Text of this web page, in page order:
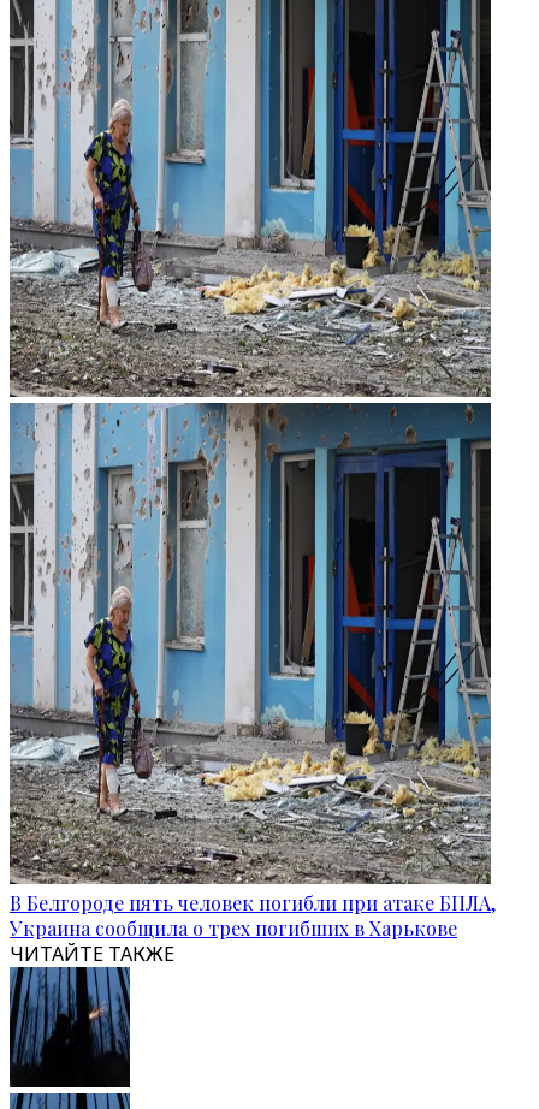
В Белгороде пять человек погибли при атаке БПЛА,
Украина сообщила о трех погибших в Харькове
ЧИТАЙТЕ ТАКЖЕ